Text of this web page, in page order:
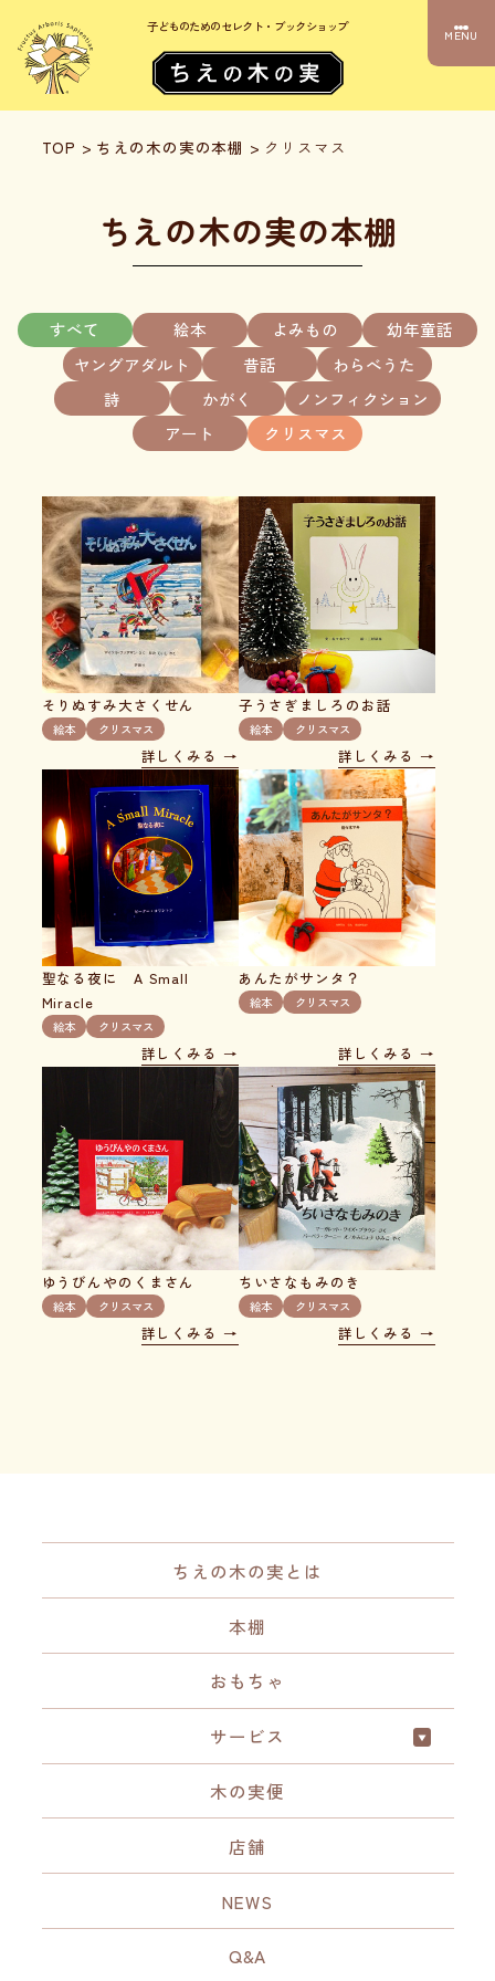
子どものためのセレクト・ブックショップ
MENU
TOP > ちえの木の実の本棚 > クリスマス
ちえの木の実の本棚
すべて 絵本 よみもの
幼年童話
ヤングアダルト
昔話
わらべうた
詩
かがく
ノンフィクション
アート
クリスマス
そりぬすみ大さくせん
絵本 クリスマス
詳しくみる
子うさぎましろのお話
絵本 クリスマス
詳しくみる
聖なる夜に A Small
Miracle
絵本 クリスマス
詳しくみる
あんたがサンタ？
絵本 クリスマス
詳しくみる
ゆうびんやのくまさん
絵本 クリスマス
詳しくみる
ちいさなもみのき
絵本 クリスマス
詳しくみる
ちえの木の実とは
本棚
おもちゃ
サービス
木の実便
店舗
NEWS
Q&A